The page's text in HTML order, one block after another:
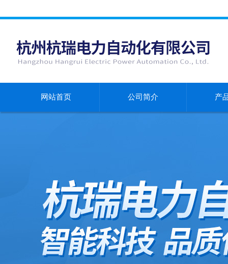
网站首页 公司简介 产